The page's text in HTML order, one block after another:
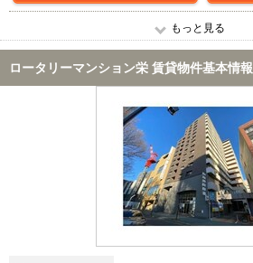
もっと見る
ロータリーマンション栄 賃貸物件基本情報